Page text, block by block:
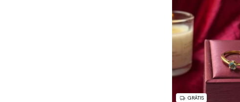
GRÁTIS